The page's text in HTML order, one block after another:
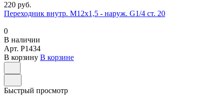
220 руб.
Переходник внутр. М12х1,5 - наруж. G1/4 ст. 20
0
В наличии
Арт. P1434
В корзину В корзине
Быстрый просмотр